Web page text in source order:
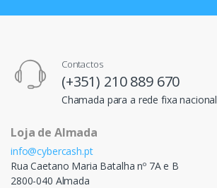
Contactos
(+351) 210 889 670
Chamada para a rede fixa nacional
Loja de Almada
info@cybercash.pt
Rua Caetano Maria Batalha nº 7A e B
2800-040 Almada